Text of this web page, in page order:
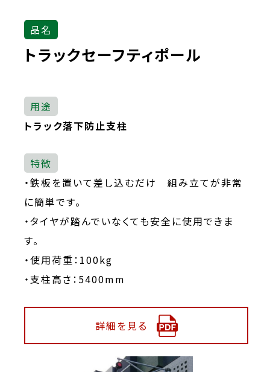
品名
トラックセーフティポール
用途
トラック落下防止支柱
特徴
・鉄板を置いて差し込むだけ 組み立てが非常
に簡単です。
・タイヤが踏んでいなくても安全に使用できま
す。
・使用荷重：100kg
・支柱高さ：5400mm
詳細を見る